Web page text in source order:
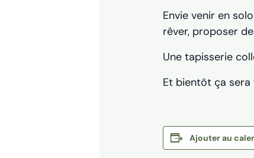
Envie venir en
rêver, proposer
Une tapisserie
Et bientôt ça sera
Ajouter au